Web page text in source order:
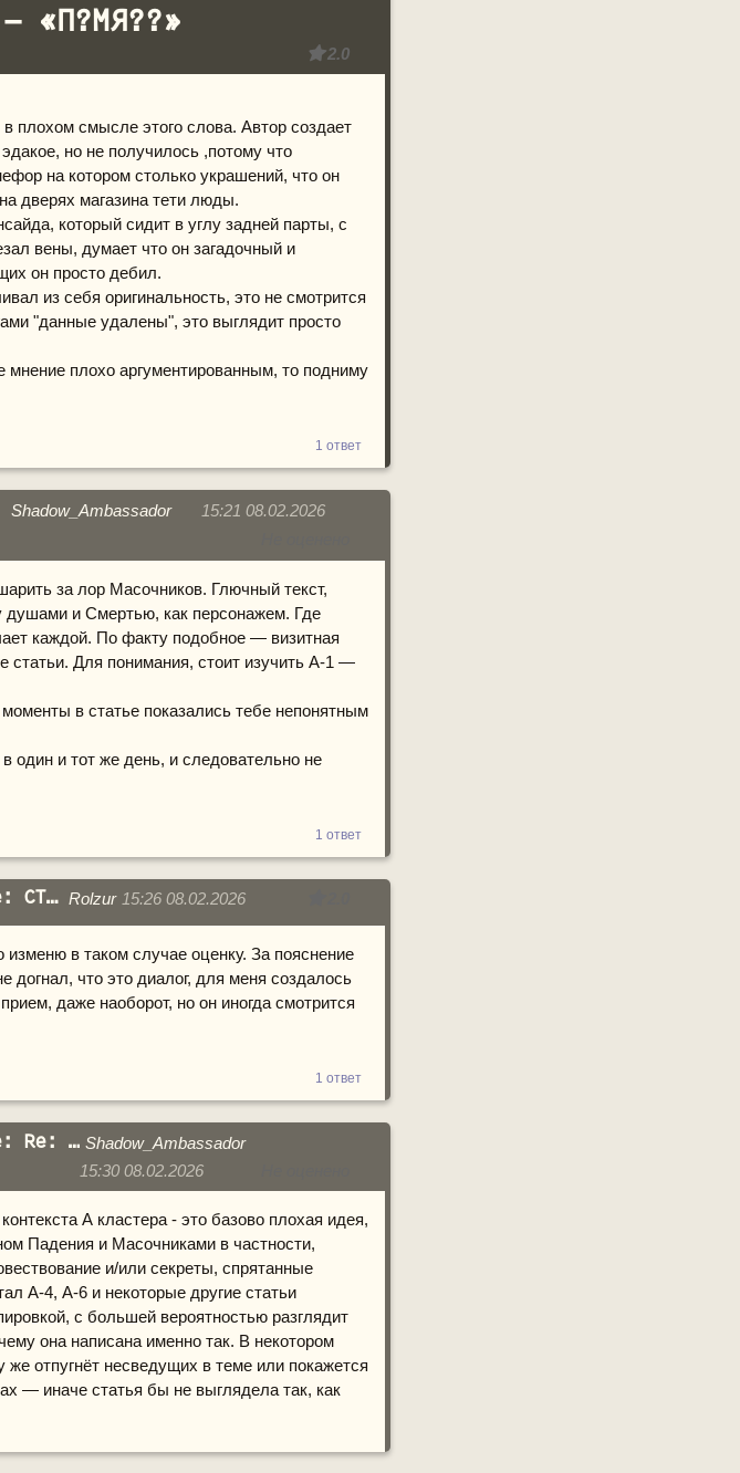
«П?МЯ??»
2.0
плохом смысле этого слова. Автор создает
но не получилось ,потому что
на котором столько украшений, что он
дверях магазина тети люды.
который сидит в углу задней парты, с
вены, думает что он загадочный и
он просто дебил.
из себя оригинальность, это не смотрится
"данные удалены", это выглядит просто
плохо аргументированным, то подниму
1 ответ
Shadow_Ambassador
15:21 08.02.2026
за лор Масочников. Глючный текст,
душами и Смертью, как персонажем. Где
каждой. По факту подобное — визитная
статьи. Для понимания, стоит изучить А-1 —
в статье показались тебе непонятным
один и тот же день, и следовательно не
1 ответ
А-0 — «П?МЯ??»
Re: Re: Re: СТРАДАНИЯ А-0 — «П?МЯ??» Rolzur 15:26 08.02.2026
изменю в таком случае оценку. За пояснение
догнал, что это диалог, для меня создалось
даже наоборот, но он иногда смотрится
1 ответ
Re: Re: Re: Re: СТРАДАНИЯ А-0 — «П?МЯ??» Shadow_Ambassador
15:30 08.02.2026
А кластера - это базово плохая идея,
Падения и Масочниками в частности,
и/или секреты, спрятанные
А-4, А-6 и некоторые другие статьи
с большей вероятностью разглядит
она написана именно так. В некотором
же отпугнёт несведущих в теме или покажется
— иначе статья бы не выглядела так, как